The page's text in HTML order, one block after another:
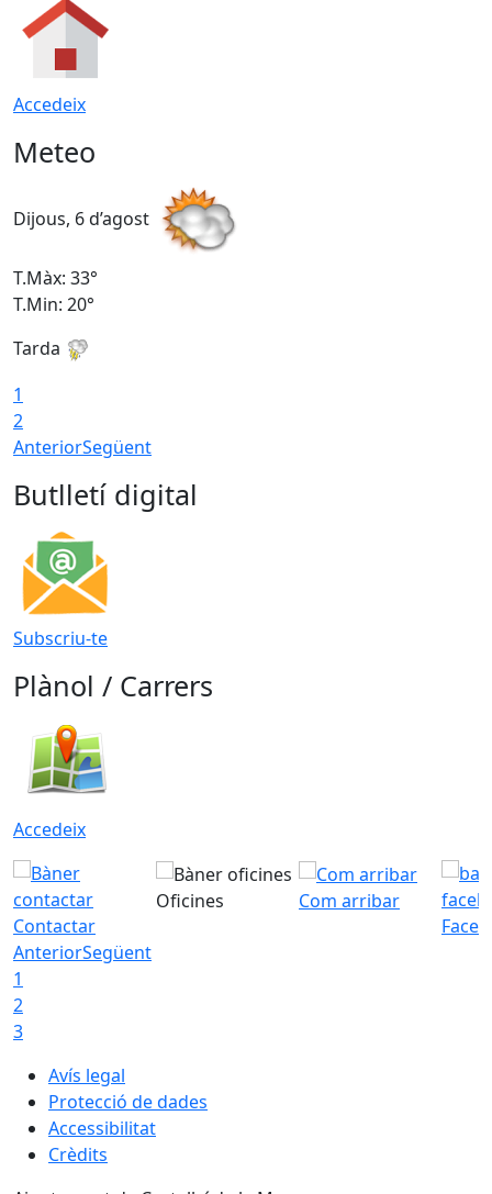
Accedeix
Meteo
Dijous, 6 d’agost
T.Màx: 33°
T.Min: 20°
Tarda
1
2
AnteriorSegüent
Butlletí digital
Subscriu-te
Plànol / Carrers
Accedeix
Contactar
Oficines
Com arribar
AnteriorSegüent
1
2
3
Avís legal
Protecció de dades
Accessibilitat
Crèdits